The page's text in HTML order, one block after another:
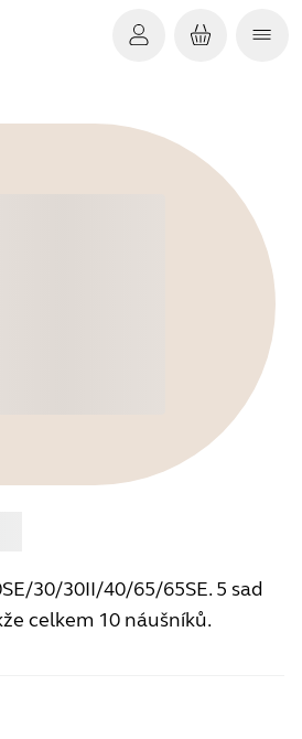
30/30II/40/65/65SE. 5 sad
celkem 10 náušníků.